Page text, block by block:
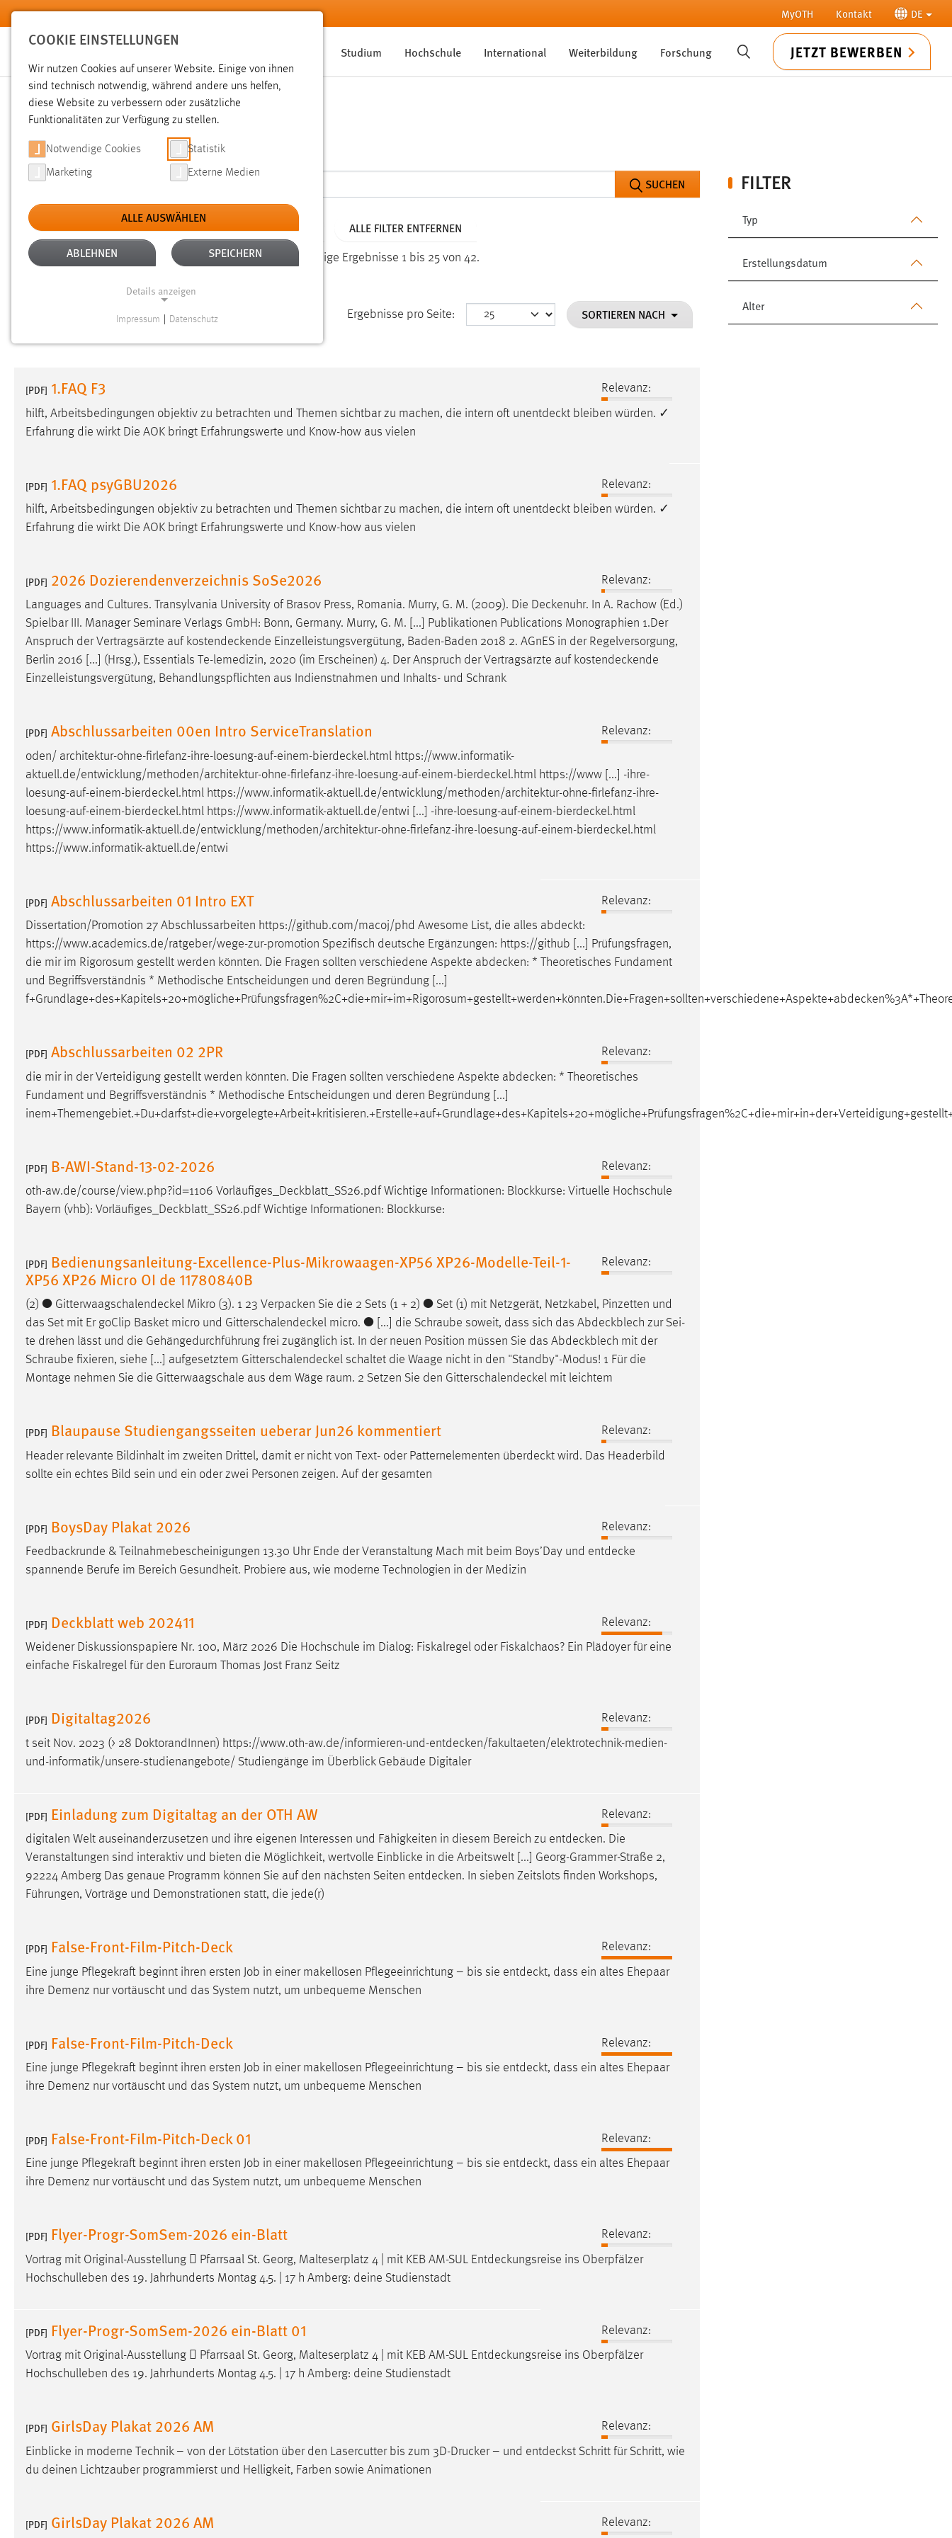
Zum Hauptinhalt springen MyOTH Kontakt DE
Studium Hochschule International Weiterbildung Forschung SUCHE JETZT BEWERBEN
SUCHE
FILTER
Typ
Erstellungsdatum
Alter
SUCHEN
Aktive Filter: TYP: DATEIEN ALTER: 1 BIS 6 MONATE ALLE FILTER ENTFERNEN
Gesucht nach "deck". Es wurden 42 Ergebnisse gefunden. Zeige Ergebnisse 1 bis 25 von 42.
Ergebnisse pro Seite: SORTIEREN NACH
[PDF] 1.FAQ F3
Relevanz:
hilft, Arbeitsbedingungen objektiv zu betrachten und Themen sichtbar zu machen, die intern oft unentdeckt bleiben würden. ✓
Erfahrung die wirkt Die AOK bringt Erfahrungswerte und Know-how aus vielen
[PDF] 1.FAQ psyGBU2026
Relevanz:
hilft, Arbeitsbedingungen objektiv zu betrachten und Themen sichtbar zu machen, die intern oft unentdeckt bleiben würden. ✓
Erfahrung die wirkt Die AOK bringt Erfahrungswerte und Know-how aus vielen
[PDF] 2026 Dozierendenverzeichnis SoSe2026
Relevanz:
Languages and Cultures. Transylvania University of Brasov Press, Romania. Murry, G. M. (2009). Die Deckenuhr. In A. Rachow (Ed.)
Spielbar III. Manager Seminare Verlags GmbH: Bonn, Germany. Murry, G. M. [...] Publikationen Publications Monographien 1.Der
Anspruch der Vertragsärzte auf kostendeckende Einzelleistungsvergütung, Baden-Baden 2018 2. AGnES in der Regelversorgung,
Berlin 2016 [...] (Hrsg.), Essentials Te-lemedizin, 2020 (im Erscheinen) 4. Der Anspruch der Vertragsärzte auf kostendeckende
Einzelleistungsvergütung, Behandlungspflichten aus Indienstnahmen und Inhalts- und Schrank
[PDF] Abschlussarbeiten 00en Intro ServiceTranslation
Relevanz:
oden/ architektur-ohne-firlefanz-ihre-loesung-auf-einem-bierdeckel.html https://www.informatik-
aktuell.de/entwicklung/methoden/architektur-ohne-firlefanz-ihre-loesung-auf-einem-bierdeckel.html https://www [...] -ihre-
loesung-auf-einem-bierdeckel.html https://www.informatik-aktuell.de/entwicklung/methoden/architektur-ohne-firlefanz-ihre-
loesung-auf-einem-bierdeckel.html https://www.informatik-aktuell.de/entwi [...] -ihre-loesung-auf-einem-bierdeckel.html
https://www.informatik-aktuell.de/entwicklung/methoden/architektur-ohne-firlefanz-ihre-loesung-auf-einem-bierdeckel.html
https://www.informatik-aktuell.de/entwi
[PDF] Abschlussarbeiten 01 Intro EXT
Relevanz:
Dissertation/Promotion 27 Abschlussarbeiten https://github.com/macoj/phd Awesome List, die alles abdeckt:
https://www.academics.de/ratgeber/wege-zur-promotion Spezifisch deutsche Ergänzungen: https://github [...] Prüfungsfragen,
die mir im Rigorosum gestellt werden könnten. Die Fragen sollten verschiedene Aspekte abdecken: * Theoretisches Fundament
und Begriffsverständnis * Methodische Entscheidungen und deren Begründung [...]
[PDF] Abschlussarbeiten 02 2PR
Relevanz:
die mir in der Verteidigung gestellt werden könnten. Die Fragen sollten verschiedene Aspekte abdecken: * Theoretisches
Fundament und Begriffsverständnis * Methodische Entscheidungen und deren Begründung [...]
[PDF] B-AWI-Stand-13-02-2026
Relevanz:
oth-aw.de/course/view.php?id=1106 Vorläufiges_Deckblatt_SS26.pdfWichtige Informationen: Blockkurse: Virtuelle Hochschule
Bayern (vhb): Vorläufiges_Deckblatt_SS26.pdfWichtige Informationen: Blockkurse:
[PDF] Bedienungsanleitung-Excellence-Plus-Mikrowaagen-XP56 XP26-Modelle-Teil-1-
XP56 XP26 Micro OI de 11780840B
Relevanz:
(2) ● Gitterwaagschalendeckel Mikro (3). 1 23 Verpacken Sie die 2 Sets (1 + 2) ● Set (1) mit Netzgerät, Netzkabel, Pinzetten und
das Set mit Er­ goClip Basket micro und Gitterschalendeckel micro. ● [...] die Schraube soweit, dass sich das Abdeckblech zur Sei­
te drehen lässt und die Gehängedurchführung frei zugänglich ist. In der neuen Position müssen Sie das Abdeckblech mit der
Schraube fixieren, siehe [...] aufgesetztem Gitterschalendeckel schaltet die Waage nicht in den "Standby"-Modus! 1 Für die
Montage nehmen Sie die Gitterwaagschale aus dem Wäge­ raum. 2 Setzen Sie den Gitterschalendeckel mit leichtem
[PDF] Blaupause Studiengangsseiten ueberar Jun26 kommentiert
Relevanz:
Header relevante Bildinhalt im zweiten Drittel, damit er nicht von Text- oder Patternelementen überdeckt wird. Das Headerbild
sollte ein echtes Bild sein und ein oder zwei Personen zeigen. Auf der gesamten
[PDF] BoysDay Plakat 2026
Relevanz:
Feedbackrunde & Teilnahmebescheinigungen 13.30 Uhr Ende der Veranstaltung Mach mit beim Boys’Day und entdecke
spannende Berufe im Bereich Gesundheit. Probiere aus, wie moderne Technologien in der Medizin
[PDF] Deckblatt web 202411
Relevanz:
Weidener Diskussionspapiere Nr. 100, März 2026 Die Hochschule im Dialog: Fiskalregel oder Fiskalchaos? Ein Plädoyer für eine
einfache Fiskalregel für den Euroraum Thomas Jost Franz Seitz
[PDF] Digitaltag2026
Relevanz:
t seit Nov. 2023 (> 28 DoktorandInnen) https://www.oth-aw.de/informieren-und-entdecken/fakultaeten/elektrotechnik-medien-
und-informatik/unsere-studienangebote/ Studiengänge im Überblick Gebäude Digitaler
[PDF] Einladung zum Digitaltag an der OTH AW
Relevanz:
digitalen Welt auseinanderzusetzen und ihre eigenen Interessen und Fähigkeiten in diesem Bereich zu entdecken. Die
Veranstaltungen sind interaktiv und bieten die Möglichkeit, wertvolle Einblicke in die Arbeitswelt [...] Georg-Grammer-Straße 2,
92224 Amberg Das genaue Programm können Sie auf den nächsten Seiten entdecken. In sieben Zeitslots finden Workshops,
Führungen, Vorträge und Demonstrationen statt, die jede(r)
[PDF] False-Front-Film-Pitch-Deck
Relevanz:
Eine junge Pflegekraft beginnt ihren ersten Job in einer makellosen Pflegeeinrichtung – bis sie entdeckt, dass ein altes Ehepaar
ihre Demenz nur vortäuscht und das System nutzt, um unbequeme Menschen
[PDF] False-Front-Film-Pitch-Deck
Relevanz:
Eine junge Pflegekraft beginnt ihren ersten Job in einer makellosen Pflegeeinrichtung – bis sie entdeckt, dass ein altes Ehepaar
ihre Demenz nur vortäuscht und das System nutzt, um unbequeme Menschen
[PDF] False-Front-Film-Pitch-Deck 01
Relevanz:
Eine junge Pflegekraft beginnt ihren ersten Job in einer makellosen Pflegeeinrichtung – bis sie entdeckt, dass ein altes Ehepaar
ihre Demenz nur vortäuscht und das System nutzt, um unbequeme Menschen
[PDF] Flyer-Progr-SomSem-2026 ein-Blatt
Relevanz:
Vortrag mit Original-Ausstellung  Pfarrsaal St. Georg, Malteserplatz 4 | mit KEB AM-SUL Entdeckungsreise ins Oberpfälzer
Hochschulleben des 19. Jahrhunderts Montag 4.5. | 17 h Amberg: deine Studienstadt
[PDF] Flyer-Progr-SomSem-2026 ein-Blatt 01
Relevanz:
Vortrag mit Original-Ausstellung  Pfarrsaal St. Georg, Malteserplatz 4 | mit KEB AM-SUL Entdeckungsreise ins Oberpfälzer
Hochschulleben des 19. Jahrhunderts Montag 4.5. | 17 h Amberg: deine Studienstadt
[PDF] GirlsDay Plakat 2026 AM
Relevanz:
Einblicke in moderne Technik – von der Lötstation über den Lasercutter bis zum 3D-Drucker – und entdeckst Schritt für Schritt, wie
du deinen Lichtzauber programmierst und Helligkeit, Farben sowie Animationen
[PDF] GirlsDay Plakat 2026 AM Relevanz:
COOKIE EINSTELLUNGEN
Wir nutzen Cookies auf unserer Website. Einige von ihnen
sind technisch notwendig, während andere uns helfen,
diese Website zu verbessern oder zusätzliche
Funktionalitäten zur Verfügung zu stellen.
Notwendige Cookies Statistik
Marketing Externe Medien
ALLE AUSWÄHLEN
ABLEHNEN SPEICHERN
Details anzeigen
Website erforderlich.
Einverständnis
Zweck:
Dieser Cookie speichert die
ausgewählten Einverständnis-Optionen
des Benutzers
Cookie Laufzeit: 1 Jahr
Performance
Name: staticfilecache
Zweck:
Für performante Seitenauslieferung wird
in diesem Cookie gespeichert, ob man
eingeloggt ist.
Name: site-language-preference
Zweck:
Das Cookie speichert die gewählte
Sprache der Website.
Cookie Laufzeit: 30 Tage
Chat
5e9dbeb1811c0446
Zweck:
Wird benötigt um die Chatfunktion
nutzen zu können.
Cookie Laufzeit: MibewSessionID, mibew-chat-frame-
style-5e9dbeb1811c0446 =
Sitzungslaufzeit, mibew_locale = 3
Login
Name: fe_user, be_user, be_lastLoginProvider
Zweck:
Dieser Cookie ist notwendig um sich an
STATISTIK
unsere Besucher unsere Website nutzen.
Matomo
Name: _pk_ref, _pk_cvar, _pk_id, _pk_ses
Zweck: Zugriffsstatistik
Cookie Laufzeit: Max. 13 Monate
MARKETING
Marketing Cookies werden von Drittanbietern
verwendet, um personalisierte Werbung anzuzeigen.
Google Ads
Name: _gcl_au
Zweck: Conversion-Tracking
Cookie Laufzeit: 3 Monate
Name: _fbp
Anbieter:
Cookie Laufzeit:
EXTERNE MEDIEN
Um Inhalte von Videoplattformen und Social Media
Plattformen anzeigen zu können, werden von diesen
YouTube
Vimeo
Impressum Datenschutz